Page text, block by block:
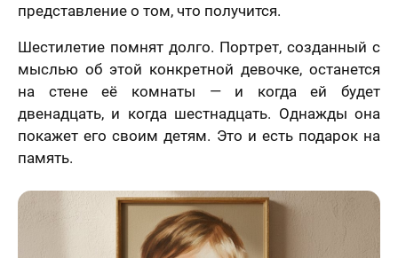
представление о том, что получится.
Шестилетие помнят долго. Портрет, созданный с
мыслью об этой конкретной девочке, останется
на стене её комнаты — и когда ей будет
двенадцать, и когда шестнадцать. Однажды она
покажет его своим детям. Это и есть подарок на
память.